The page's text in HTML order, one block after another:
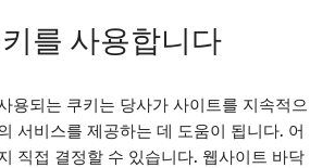
를 사용합니다
용되는 쿠키는 당사가 사이트를 지속적으
서비스를 제공하는 데 도움이 됩니다. 어
직접 결정할 수 있습니다. 웹사이트 바닥